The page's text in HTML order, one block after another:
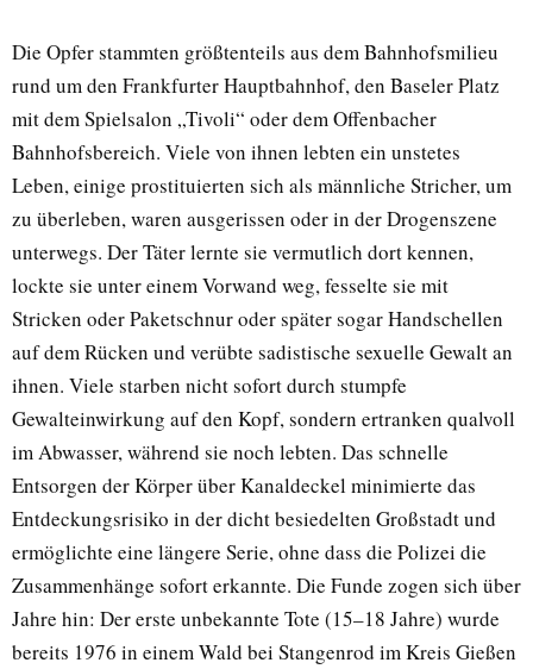
Die Opfer stammten größtenteils aus dem Bahnhofsmilieu
rund um den Frankfurter Hauptbahnhof, den Baseler Platz
mit dem Spielsalon „Tivoli“ oder dem Offenbacher
Bahnhofsbereich. Viele von ihnen lebten ein unstetes
Leben, einige prostituierten sich als männliche Stricher, um
zu überleben, waren ausgerissen oder in der Drogenszene
unterwegs. Der Täter lernte sie vermutlich dort kennen,
lockte sie unter einem Vorwand weg, fesselte sie mit
Stricken oder Paketschnur oder später sogar Handschellen
auf dem Rücken und verübte sadistische sexuelle Gewalt an
ihnen. Viele starben nicht sofort durch stumpfe
Gewalteinwirkung auf den Kopf, sondern ertranken qualvoll
im Abwasser, während sie noch lebten. Das schnelle
Entsorgen der Körper über Kanaldeckel minimierte das
Entdeckungsrisiko in der dicht besiedelten Großstadt und
ermöglichte eine längere Serie, ohne dass die Polizei die
Zusammenhänge sofort erkannte. Die Funde zogen sich über
Jahre hin: Der erste unbekannte Tote (15–18 Jahre) wurde
bereits 1976 in einem Wald bei Stangenrod im Kreis Gießen